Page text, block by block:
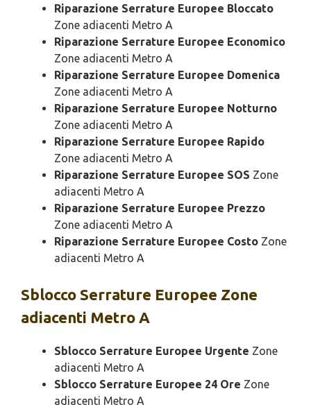
Riparazione Serrature Europee Bloccato
Zone adiacenti Metro A
Riparazione Serrature Europee Economico
Zone adiacenti Metro A
Riparazione Serrature Europee Domenica
Zone adiacenti Metro A
Riparazione Serrature Europee Notturno
Zone adiacenti Metro A
Riparazione Serrature Europee Rapido
Zone adiacenti Metro A
Riparazione Serrature Europee SOS Zone
adiacenti Metro A
Riparazione Serrature Europee Prezzo
Zone adiacenti Metro A
Riparazione Serrature Europee Costo Zone
adiacenti Metro A
Sblocco Serrature Europee Zone
adiacenti Metro A
Sblocco Serrature Europee Urgente Zone
adiacenti Metro A
Sblocco Serrature Europee 24 Ore Zone
adiacenti Metro A